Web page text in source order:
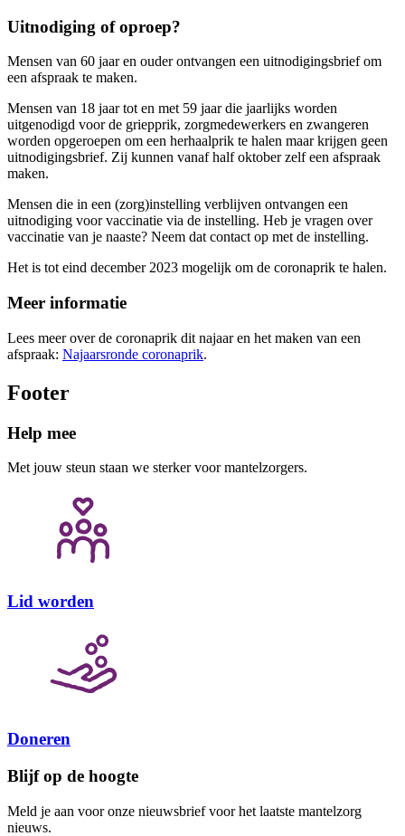
Uitnodiging of oproep?
Mensen van 60 jaar en ouder ontvangen een uitnodigingsbrief om
een afspraak te maken.
Mensen van 18 jaar tot en met 59 jaar die jaarlijks worden
uitgenodigd voor de griepprik, zorgmedewerkers en zwangeren
worden opgeroepen om een herhaalprik te halen maar krijgen geen
uitnodigingsbrief. Zij kunnen vanaf half oktober zelf een afspraak
maken.
Mensen die in een (zorg)instelling verblijven ontvangen een
uitnodiging voor vaccinatie via de instelling. Heb je vragen over
vaccinatie van je naaste? Neem dat contact op met de instelling.
Het is tot eind december 2023 mogelijk om de coronaprik te halen.
Meer informatie
Lees meer over de coronaprik dit najaar en het maken van een
afspraak: Najaarsronde coronaprik.
Footer
Help mee
Met jouw steun staan we sterker voor mantelzorgers.
Lid worden
Doneren
Blijf op de hoogte
Meld je aan voor onze nieuwsbrief voor het laatste mantelzorg
nieuws.